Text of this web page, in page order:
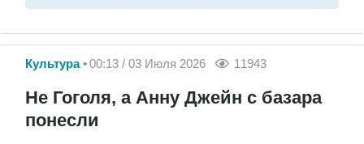
Культура 00:13 / 03 Июля 2026 11943
Не Гоголя, а Анну Джейн с базара
понесли